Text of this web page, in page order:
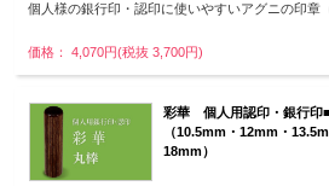
個人様の銀行印・認印に使いやすいアグニの印章
価格： 4,070円(税抜 3,700円)
彩華 個人用認印・銀行印
（10.5mm・12mm・
18mm）